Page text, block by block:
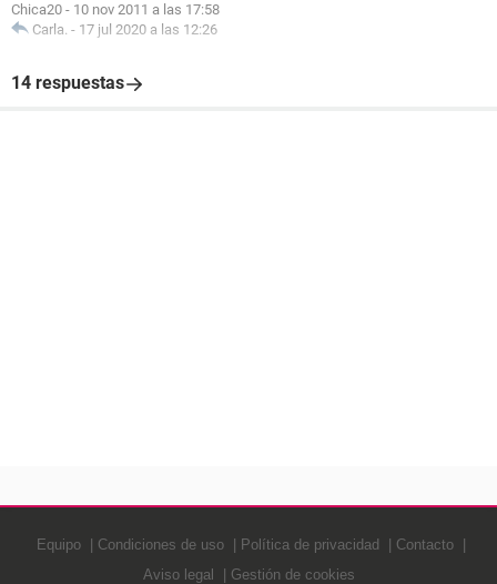
Chica20 - 10 nov 2011 a las 17:58
Carla. - 17 jul 2020 a las 12:26
14 respuestas
Equipo Condiciones de uso Política de privacidad
Contacto
Aviso legal
Gestión de cookies